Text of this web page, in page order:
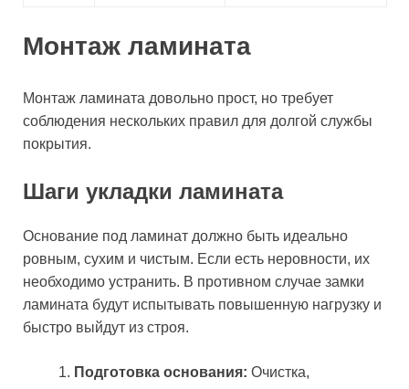
Монтаж ламината
Монтаж ламината довольно прост, но требует
соблюдения нескольких правил для долгой службы
покрытия.
Шаги укладки ламината
Основание под ламинат должно быть идеально
ровным, сухим и чистым. Если есть неровности, их
необходимо устранить. В противном случае замки
ламината будут испытывать повышенную нагрузку и
быстро выйдут из строя.
Подготовка основания: Очистка,